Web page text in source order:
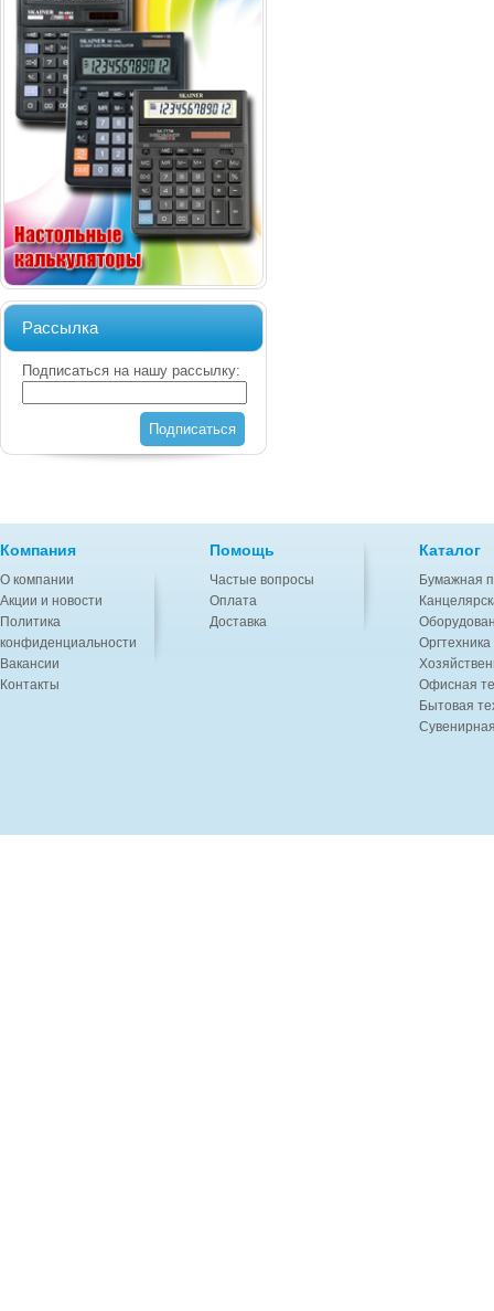
Рассылка
Подписаться на нашу рассылку:
Подписаться
Компания
О компании
Акции и новости
Политика
конфиденциальности
Вакансии
Контакты
Помощь
Частые вопросы
Оплата
Доставка
Каталог
Бумажная
Офисная
Бытовая